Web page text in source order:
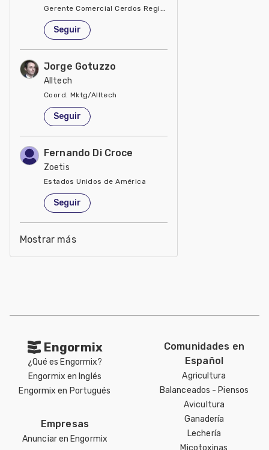
Gerente Comercial Cerdos Región Sur
Estados Unidos de América
Seguir
Jorge Gotuzzo
Alltech
Coord. Mktg/Alltech
Estados Unidos de América
Seguir
Fernando Di Croce
Zoetis
Estados Unidos de América
Seguir
Mostrar más
Engormix
¿Qué es Engormix?
Engormix en Inglés
Engormix en Portugués
Empresas
Anunciar en Engormix
Comunidades en
Español
Agricultura
Balanceados - Piensos
Avicultura
Ganadería
Lechería
Micotoxinas